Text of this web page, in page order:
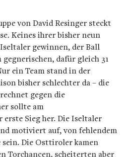
von David Resinger steckt
Keines ihrer bisher neun
gewinnen, der Ball
dafür gleich 31
ein Team stand in der
bisher schlechter da – die
gegen die
sollte am
Sieg her. Die Iseltaler
motiviert auf, von fehlendem
sein. Die Osttiroler kamen
Torchancen, scheiterten aber